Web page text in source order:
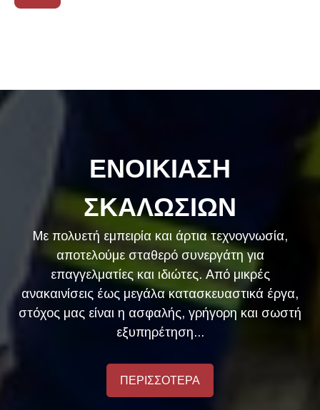
ΕΝΟΙΚΙΑΣΗ
ΣΚΑΛΩΣΙΩΝ
Με πολυετή εμπειρία και άρτια τεχνογνωσία,
αποτελούμε σταθερό συνεργάτη για
επαγγελματίες και ιδιώτες. Από μικρές
ανακαινίσεις έως μεγάλα κατασκευαστικά έργα,
στόχος μας είναι η ασφαλής, γρήγορη και σωστή
εξυπηρέτηση...
ΠΕΡΙΣΣΟΤΕΡΑ